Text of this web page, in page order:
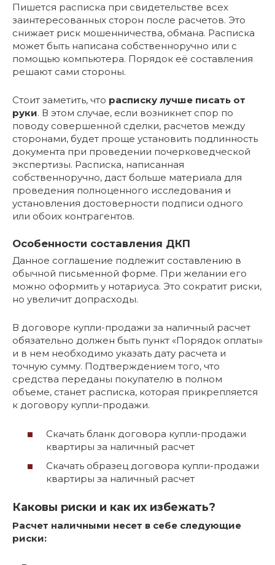
Пишется расписка при свидетельстве всех
заинтересованных сторон после расчетов. Это
снижает риск мошенничества, обмана. Расписка
может быть написана собственноручно или с
помощью компьютера. Порядок её составления
решают сами стороны.
Стоит заметить, что расписку лучше писать от
руки. В этом случае, если возникнет спор по
поводу совершенной сделки, расчетов между
сторонами, будет проще установить подлинность
документа при проведении почерковедческой
экспертизы. Расписка, написанная
собственноручно, даст больше материала для
проведения полноценного исследования и
установления достоверности подписи одного
или обоих контрагентов.
Особенности составления ДКП
Данное соглашение подлежит составлению в
обычной письменной форме. При желании его
можно оформить у нотариуса. Это сократит риски,
но увеличит допрасходы.
В договоре купли-продажи за наличный расчет
обязательно должен быть пункт «Порядок оплаты»
и в нем необходимо указать дату расчета и
точную сумму. Подтверждением того, что
средства переданы покупателю в полном
объеме, станет расписка, которая прикрепляется
к договору купли-продажи.
Скачать бланк договора купли-продажи
квартиры за наличный расчет
Скачать образец договора купли-продажи
квартиры за наличный расчет
Каковы риски и как их избежать?
Расчет наличными несет в себе следующие
риски: